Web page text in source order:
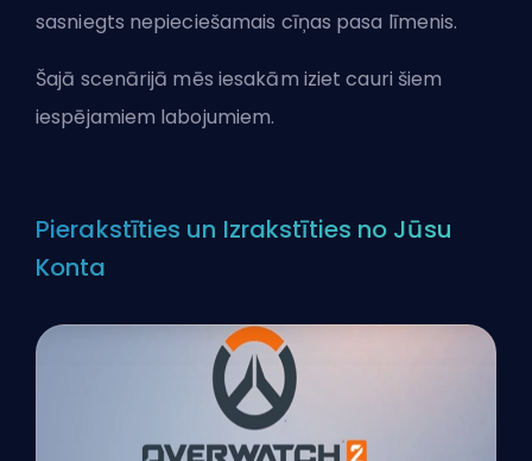
sasniegts nepieciešamais cīņas pasa līmenis.
Šajā scenārijā mēs iesakām iziet cauri šiem
iespējamiem labojumiem.
Pierakstīties un Izrakstīties no Jūsu
Konta